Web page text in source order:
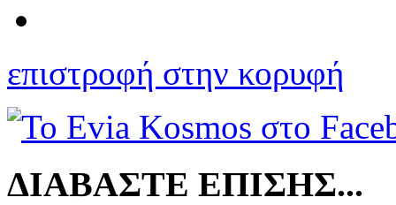
επιστροφή στην κορυφή
ΔΙΑΒΑΣΤΕ ΕΠΙΣΗΣ...